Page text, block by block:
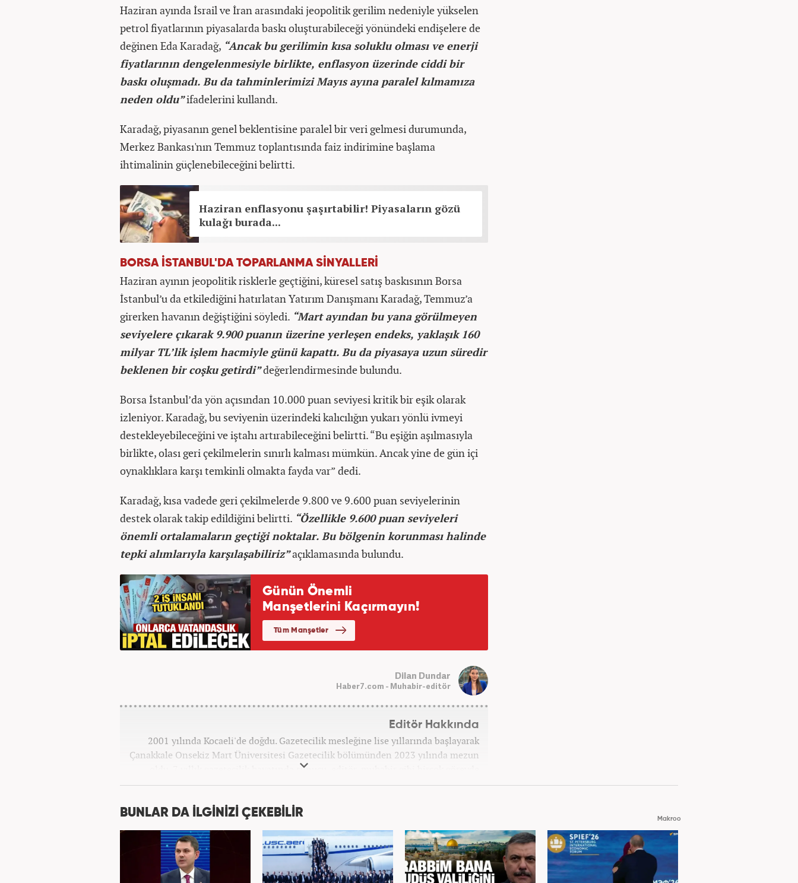
Haziran ayında İsrail ve İran arasındaki jeopolitik gerilim nedeniyle yükselen
petrol fiyatlarının piyasalarda baskı oluşturabileceği yönündeki endişelere de
değinen Eda Karadağ, “Ancak bu gerilimin kısa soluklu olması ve enerji
fiyatlarının dengelenmesiyle birlikte, enflasyon üzerinde ciddi bir
baskı oluşmadı. Bu da tahminlerimizi Mayıs ayına paralel kılmamıza
neden oldu”ifadelerini kullandı.
Karadağ, piyasanın genel beklentisine paralel bir veri gelmesi durumunda,
Merkez Bankası'nın Temmuz toplantısında faiz indirimine başlama
ihtimalinin güçlenebileceğini belirtti.
Haziran enflasyonu şaşırtabilir! Piyasaların gözü
kulağı burada...
BORSA İSTANBUL'DA TOPARLANMA SİNYALLERİ
Haziran ayının jeopolitik risklerle geçtiğini, küresel satış baskısının Borsa
İstanbul’u da etkilediğini hatırlatan Yatırım Danışmanı Karadağ, Temmuz’a
girerken havanın değiştiğini söyledi. “Mart ayından bu yana görülmeyen
seviyelere çıkarak 9.900 puanın üzerine yerleşen endeks, yaklaşık 160
milyar TL’lik işlem hacmiyle günü kapattı. Bu da piyasaya uzun süredir
beklenen bir coşku getirdi”değerlendirmesinde bulundu.
Borsa İstanbul’da yön açısından 10.000 puan seviyesi kritik bir eşik olarak
izleniyor. Karadağ, bu seviyenin üzerindeki kalıcılığın yukarı yönlü ivmeyi
destekleyebileceğini ve iştahı artırabileceğini belirtti. “Bu eşiğin aşılmasıyla
birlikte, olası geri çekilmelerin sınırlı kalması mümkün. Ancak yine de gün içi
oynaklıklara karşı temkinli olmakta fayda var” dedi.
Karadağ, kısa vadede geri çekilmelerde 9.800 ve 9.600 puan seviyelerinin
destek olarak takip edildiğini belirtti. “Özellikle 9.600 puan seviyeleri
önemli ortalamaların geçtiği noktalar. Bu bölgenin korunması halinde
tepki alımlarıyla karşılaşabiliriz”açıklamasında bulundu.
Dilan Dundar
Haber7.com - Muhabir-editör
Editör Hakkında
2001 yılında Kocaeli'de doğdu. Gazetecilik mesleğine lise yıllarında başlayarak
Çanakkale Onsekiz Mart Üniversitesi Gazetecilik bölümünden 2023 yılında mezun
oldu. 7 yıllık gazetecilik hayatında sunucu, editör, muhabir gibi birçok görevde
bulundu. Meslek hayatına Haber7.com'da 'Özel Haberler Muhabiri' olarak devam
BUNLAR DA İLGİNİZİ ÇEKEBİLİR Makroo